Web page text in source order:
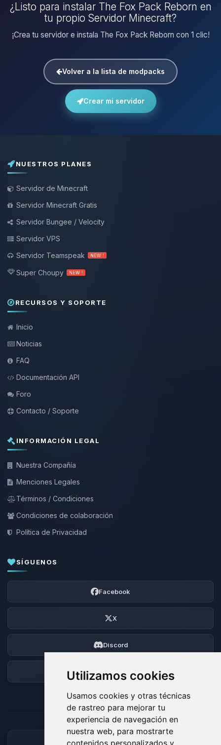
Utilizamos cookies
Usamos cookies y otras técnicas
de rastreo para mejorar tu
experiencia de navegación en
nuestra web, para mostrarte
contenidos personalizados y
¿Listo para instalar The Fox Pack Reborn en
tu propio Servidor Minecraft?
¡Crea tu servidor e instala The Fox Pack Reborn con 1 clic!
Volver a la lista de modpacks
Crear mi servidor
NUESTROS PLANES
Servidor de Minecraft
Servidor Minecraft Gratis
Servidor Bungee / Velocity
Servidor VPS
Servidor Teamspeak
NEW !
Super Choupy NEW !
RECURSOS Y SOPORTE
Inicio
Noticias
FAQ
Documentación API
Foro
Contacto / Soporte
INFORMACIÓN LEGAL
Nuestra Compañía
Menciones Legales
Términos / Condiciones
Condiciones de colaboración
Política de Privacidad
SÍGUENOS
Facebook
X
Discord
Foro